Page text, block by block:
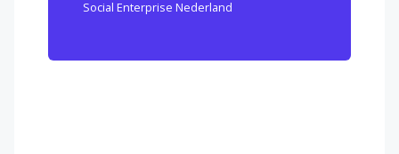
Social Enterprise Nederland